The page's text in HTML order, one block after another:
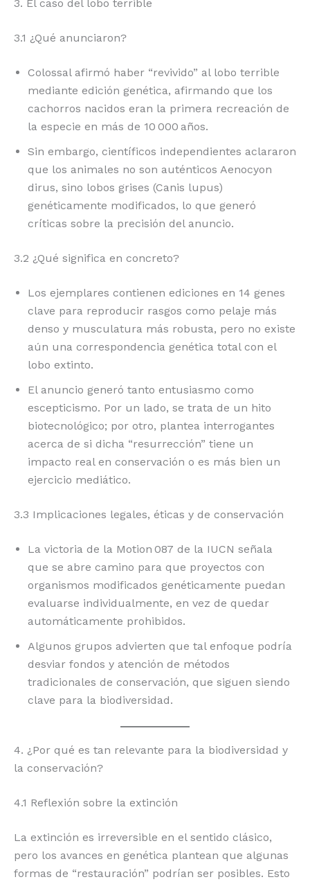
3. El caso del lobo terrible
3.1 ¿Qué anunciaron?
Colossal afirmó haber “revivido” al lobo terrible
mediante edición genética, afirmando que los
cachorros nacidos eran la primera recreación de
la especie en más de 10 000 años.
Sin embargo, científicos independientes aclararon
que los animales no son auténticos Aenocyon
dirus, sino lobos grises (Canis lupus)
genéticamente modificados, lo que generó
críticas sobre la precisión del anuncio.
3.2 ¿Qué significa en concreto?
Los ejemplares contienen ediciones en 14 genes
clave para reproducir rasgos como pelaje más
denso y musculatura más robusta, pero no existe
aún una correspondencia genética total con el
lobo extinto.
El anuncio generó tanto entusiasmo como
escepticismo. Por un lado, se trata de un hito
biotecnológico; por otro, plantea interrogantes
acerca de si dicha “resurrección” tiene un
impacto real en conservación o es más bien un
ejercicio mediático.
3.3 Implicaciones legales, éticas y de conservación
La victoria de la Motion 087 de la IUCN señala
que se abre camino para que proyectos con
organismos modificados genéticamente puedan
evaluarse individualmente, en vez de quedar
automáticamente prohibidos.
Algunos grupos advierten que tal enfoque podría
desviar fondos y atención de métodos
tradicionales de conservación, que siguen siendo
clave para la biodiversidad.
4. ¿Por qué es tan relevante para la biodiversidad y
la conservación?
4.1 Reflexión sobre la extinción
La extinción es irreversible en el sentido clásico,
pero los avances en genética plantean que algunas
formas de “restauración” podrían ser posibles. Esto